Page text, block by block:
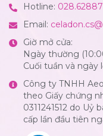
Hotline:
Email:
Giờ mở cửa:
Ngày thường
Cuối tuần và ngày
Công ty TNHH
theo Giấy chứng
0311241512 do Uỷ
cấp lần đầu tiên